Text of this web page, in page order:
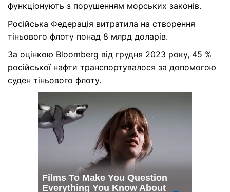
функціонують з порушенням морських законів.
Російська Федерація витратила на створення
тіньового флоту понад 8 млрд доларів.
За оцінкою Bloomberg від грудня 2023 року, 45 %
російської нафти транспортувалося за допомогою
суден тіньового флоту.